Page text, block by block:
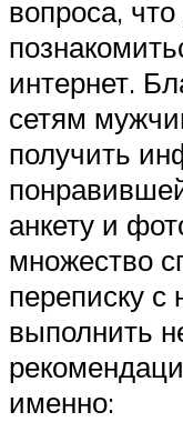
вопроса,
интернет.
сетям
получить
анкету и
множество
переписку с
выполнить
именно: